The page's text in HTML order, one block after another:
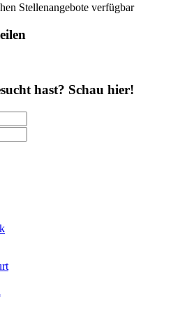
Stellenangebote verfügbar
hast? Schau hier!